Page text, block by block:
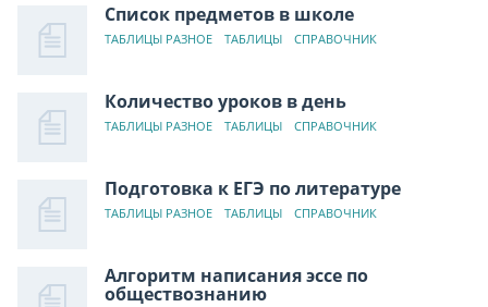
Список предметов в школе
ТАБЛИЦЫ РАЗНОЕ ТАБЛИЦЫ СПРАВОЧНИК
Количество уроков в день
ТАБЛИЦЫ РАЗНОЕ ТАБЛИЦЫ СПРАВОЧНИК
Подготовка к ЕГЭ по литературе
ТАБЛИЦЫ РАЗНОЕ ТАБЛИЦЫ СПРАВОЧНИК
Алгоритм написания эссе по
обществознанию